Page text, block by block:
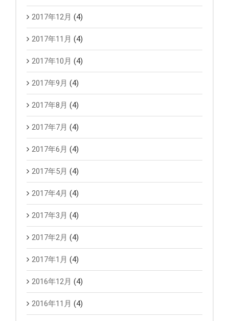
2017年12月 (4)
2017年11月 (4)
2017年10月 (4)
2017年9月 (4)
2017年8月 (4)
2017年7月 (4)
2017年6月 (4)
2017年5月 (4)
2017年4月 (4)
2017年3月 (4)
2017年2月 (4)
2017年1月 (4)
2016年12月 (4)
2016年11月 (4)